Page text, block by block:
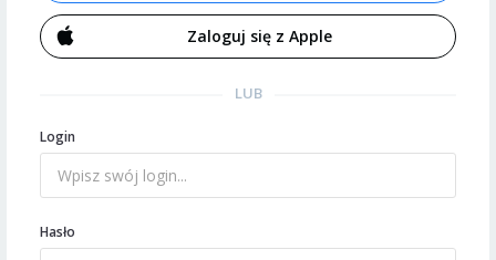
Zaloguj się z Apple
LUB
Login
Hasło